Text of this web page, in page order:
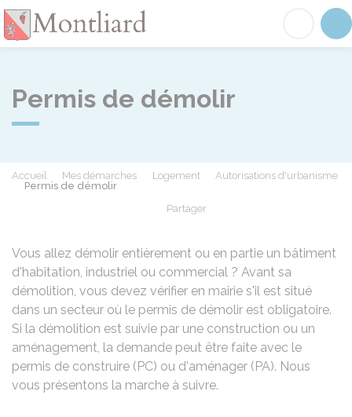
Permis de démolir
Accueil Mes démarches Logement
Autorisations d'urbanisme
Permis de démolir
Partager
Vous allez démolir entièrement ou en partie un bâtiment
d'habitation, industriel ou commercial ? Avant sa
démolition, vous devez vérifier en mairie s'il est situé
dans un secteur où le permis de démolir est obligatoire.
Si la démolition est suivie par une construction ou un
aménagement, la demande peut être faite avec le
permis de construire (PC) ou d'aménager (PA). Nous
vous présentons la marche à suivre.